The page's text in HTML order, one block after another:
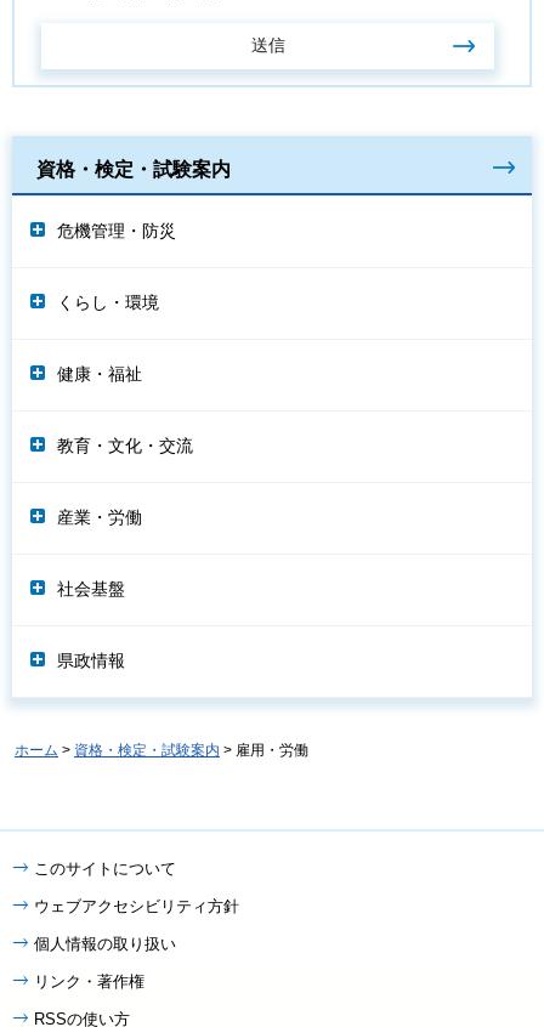
資格・検定・試験案内
危機管理・防災
くらし・環境
健康・福祉
教育・文化・交流
産業・労働
社会基盤
県政情報
ホーム > 資格・検定・試験案内 > 雇用・労働
このサイトについて
ウェブアクセシビリティ方針
個人情報の取り扱い
リンク・著作権
RSSの使い方